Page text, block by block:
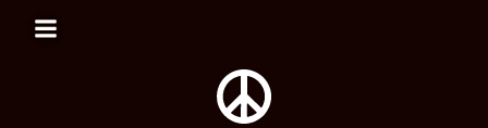
содержимому